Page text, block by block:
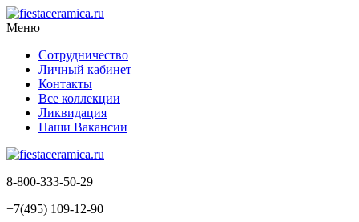
Меню
Сотрудничество
Личный кабинет
Контакты
Все коллекции
Ликвидация
Наши Вакансии
8-800-333-50-29
+7(495) 109-12-90